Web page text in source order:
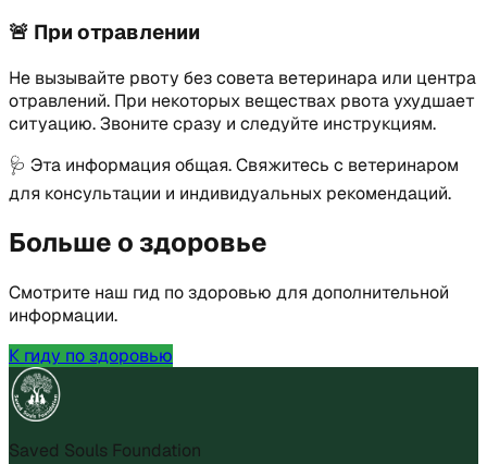
🚨 При отравлении
Не вызывайте рвоту без совета ветеринара или центра
отравлений. При некоторых веществах рвота ухудшает
ситуацию. Звоните сразу и следуйте инструкциям.
🩺 Эта информация общая. Свяжитесь с ветеринаром
для консультации и индивидуальных рекомендаций.
Больше о здоровье
Смотрите наш гид по здоровью для дополнительной
информации.
К гиду по здоровью
Saved Souls Foundation